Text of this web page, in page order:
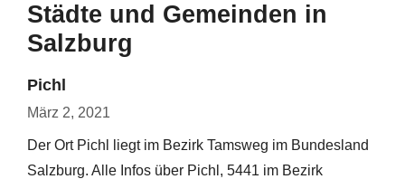
Städte und Gemeinden in
Salzburg
Pichl
März 2, 2021
Der Ort Pichl liegt im Bezirk Tamsweg im Bundesland
Salzburg. Alle Infos über Pichl, 5441 im Bezirk